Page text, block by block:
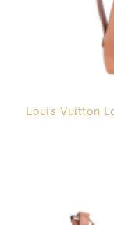
Louis Vuitton